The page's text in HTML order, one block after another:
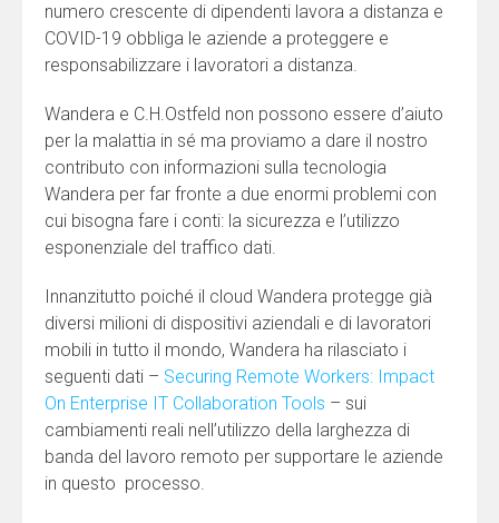
numero crescente di dipendenti lavora a distanza e
COVID-19 obbliga le aziende a proteggere e
responsabilizzare i lavoratori a distanza.
Wandera e C.H.Ostfeld non possono essere d’aiuto
per la malattia in sé ma proviamo a dare il nostro
contributo con informazioni sulla tecnologia
Wandera per far fronte a due enormi problemi con
cui bisogna fare i conti: la sicurezza e l’utilizzo
esponenziale del traffico dati.
Innanzitutto poiché il cloud Wandera protegge già
diversi milioni di dispositivi aziendali e di lavoratori
mobili in tutto il mondo, Wandera ha rilasciato i
seguenti dati – Securing Remote Workers: Impact
On Enterprise IT Collaboration Tools – sui
cambiamenti reali nell’utilizzo della larghezza di
banda del lavoro remoto per supportare le aziende
in questo processo.